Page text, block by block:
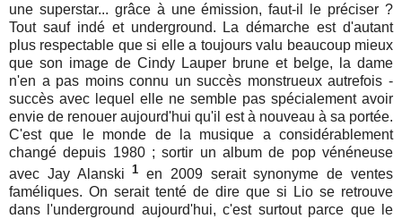
une superstar... grâce à une émission, faut-il le préciser ?
Tout sauf indé et underground. La démarche est d'autant
plus respectable que si elle a toujours valu beaucoup mieux
que son image de Cindy Lauper brune et belge, la dame
n'en a pas moins connu un succès monstrueux autrefois -
succès avec lequel elle ne semble pas spécialement avoir
envie de renouer aujourd'hui qu'il est à nouveau à sa portée.
C'est que le monde de la musique a considérablement
changé depuis 1980 ; sortir un album de pop vénéneuse
avec Jay Alanski1 en 2009 serait synonyme de ventes
faméliques. On serait tenté de dire que si Lio se retrouve
dans l'underground aujourd'hui, c'est surtout parce que le